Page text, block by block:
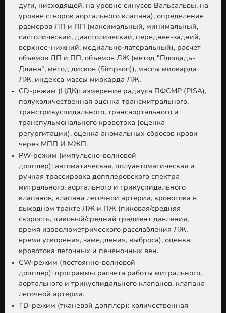
дуги, нисходящей, на уровне синусов Вальсальвы, на
уровне створок аортального клапана), определение
размеров ЛП и ПП (максимальный, минимальный,
систолический, диастолический, переднее-задний,
верхнее-нижний, медиально-латеральный), расчет
объемов ЛП и ПП, объемов ЛЖ (метод "Площадь-
Длина", метод дисков (Simpson)), массы миокарда
ЛЖ, индекса массы миокарда ЛЖ.
CD-режим (ЦДК): измерение радиуса ПФСМР (PISA),
полуколичественная оценка трансмитрального,
транстрикуспидального, трансаортального и
транспульмонального кровотока (оценка
регургитации), оценка аномальных сбросов крови
через МПП И МЖП.
PW-режим (импульсно-волновой
допплер): автоматическая, полуавтоматическая и
ручная трассировка допплеровского спектра
митрального, аортального и трикуспидального
клапанов, клапана легочной артерии, кровотока в
выходном тракте ЛЖ и ПЖ (пиковая/средняя
скорость, пиковый/средний градиент давления,
время изоволюметрического расслабления ЛЖ,
время ускорения, замедления, выброса), оценка
кровотока легочных и печеночных вен.
CW-режим (постоянно-волновой
допплер): программы расчета работы митрального,
аортального и трикуспидального клапанов, клапана
легочной артерии.
TD-режим (тканевой допплер): количественная